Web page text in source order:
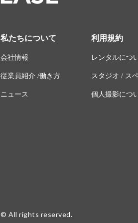
私たちについて
会社情報
従業員紹介 /働き方
ニュース
利用規約
レンタルにつ
スタジオ / ス
個人撮影につ
© All rights reserved.